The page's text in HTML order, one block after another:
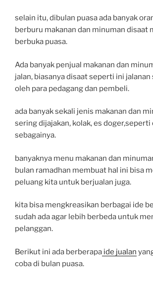
selain itu, dibulan puasa ada banyak
berburu makanan dan minuman disaat
berbuka puasa.
Ada banyak penjual makanan dan
jalan, biasanya disaat seperti ini
oleh para pedagang dan pembeli.
ada banyak sekali jenis makanan dan
sering dijajakan, kolak, es doger,seperti
sebagainya.
banyaknya menu makanan dan
bulan ramadhan membuat hal ini bisa
peluang kita untuk berjualan juga.
kita bisa mengkreasikan berbagai ide
sudah ada agar lebih berbeda untuk
pelanggan.
Berikut ini ada berberapa ide jualan
coba di bulan puasa.